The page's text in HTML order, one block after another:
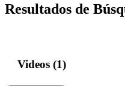
Resultados de
Videos (1)